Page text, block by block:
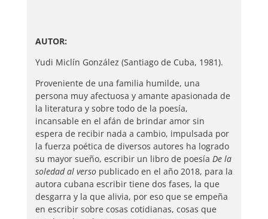
AUTOR:
Yudi Miclín González (Santiago de Cuba, 1981).
Proveniente de una familia humilde, una
persona muy afectuosa y amante apasionada de
la literatura y sobre todo de la poesía,
incansable en el afán de brindar amor sin
espera de recibir nada a cambio, impulsada por
la fuerza poética de diversos autores ha logrado
su mayor sueño, escribir un libro de poesía De la
soledad al versopublicado en el año 2018, para la
autora cubana escribir tiene dos fases, la que
desgarra y la que alivia, por eso que se empeña
en escribir sobre cosas cotidianas, cosas que